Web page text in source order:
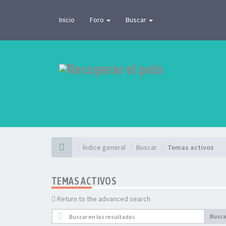
Inicio Foro Buscar
Índice general Buscar Temas activos
TEMAS ACTIVOS
Return to the advanced search